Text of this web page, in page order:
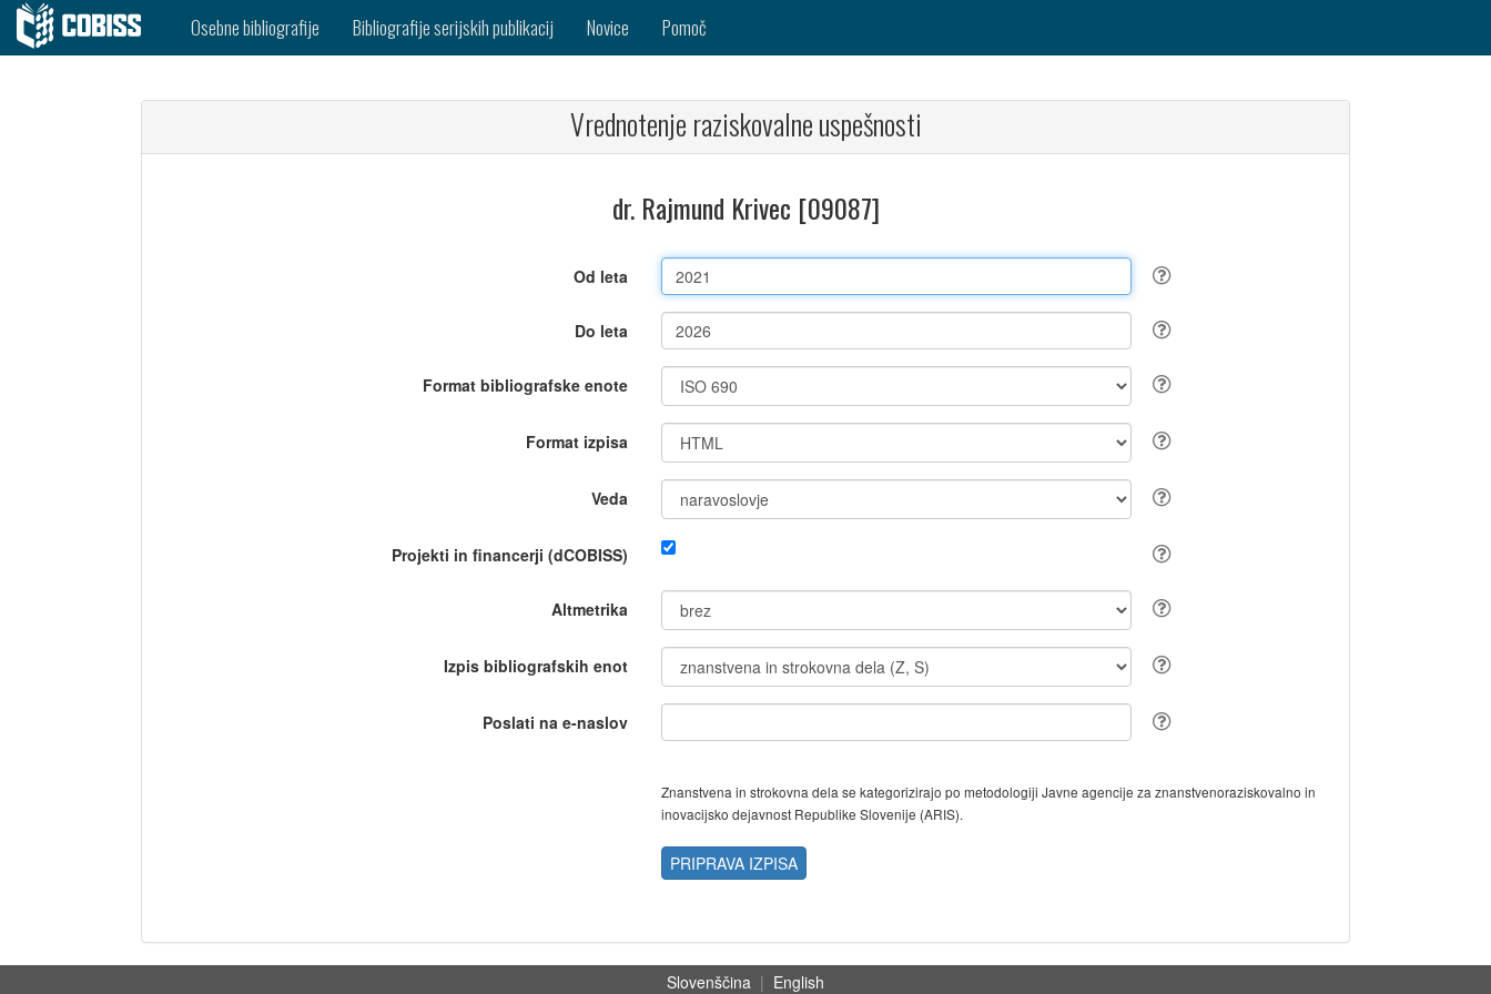
Osebne bibliografije Bibliografije serijskih publikacij Novice Pomoč
Vrednotenje raziskovalne uspešnosti
dr. Rajmund Krivec [09087]
Od leta
Do leta
Format bibliografske enote
Format izpisa
Veda
Projekti in financerji (dCOBISS)
Altmetrika
Izpis bibliografskih enot
Poslati na e-naslov
Znanstvena in strokovna dela se kategorizirajo po metodologiji Javne agencije za znanstvenoraziskovalno in
inovacijsko dejavnost Republike Slovenije (ARIS).
PRIPRAVA IZPISA
Slovenščina | English